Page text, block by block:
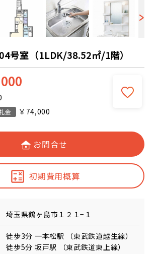
号室（1LDK/38.52㎡/1階）
金 ￥74,000
お問合せ
初期費用概算
埼玉県鶴ヶ島市１２１−１
徒歩3分 一本松駅 （東武鉄道越生線）
徒歩5分 坂戸駅 （東武鉄道東上線）